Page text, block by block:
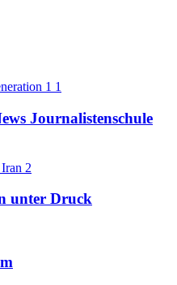
1
Journalistenschule
2
unter Druck